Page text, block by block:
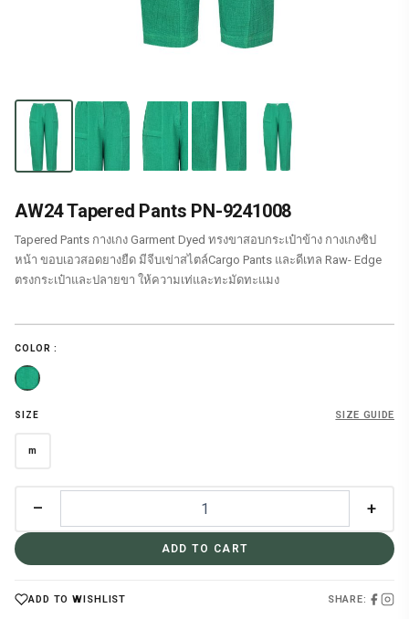
AW24 Tapered Pants PN-9241008
Tapered Pants กางเกง Garment Dyed ทรงขาสอบกระเป๋าข้าง กางเกงซิป
หน้า ขอบเอวสอดยางยืด มีจีบเข่าสไตล์Cargo Pants และดีเทล Raw- Edge
ตรงกระเป๋าและปลายขา ให้ความเท่และทะมัดทะแมง
COLOR :
SIZE SIZE GUIDE
m
– +
ADD TO CART
ADD TO WISHLIST SHARE: